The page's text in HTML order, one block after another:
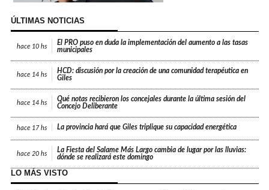
ÚLTIMAS NOTICIAS
hace 10 hs
El PRO puso en duda la implementación del aumento a las tasas
municipales
hace 14 hs
HCD: discusión por la creación de una comunidad terapéutica en
Giles
hace 14 hs
Qué notas recibieron los concejales durante la última sesión del
Concejo Deliberante
hace 17 hs La provincia hará que Giles triplique su capacidad energética
hace 20 hs
La Fiesta del Salame Más Largo cambia de lugar por las lluvias:
dónde se realizará este domingo
LO MÁS VISTO